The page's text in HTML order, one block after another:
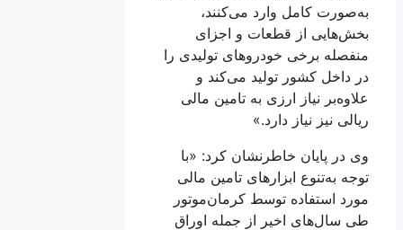
به‌صورت کامل وارد می‌کنند،
بخش‌هایی از قطعات و اجزای
منفصله برخی خودروهای تولیدی را
در داخل کشور تولید می‌کند و
علاوه‌بر نیاز ارزی به تامین مالی
ریالی نیز نیاز دارد.»
وی در پایان خاطرنشان کرد: «با
توجه به‌تنوع ابزارهای تامین مالی
مورد استفاده توسط کرمان‌موتور
طی سال‌های اخیر از جمله اوراق